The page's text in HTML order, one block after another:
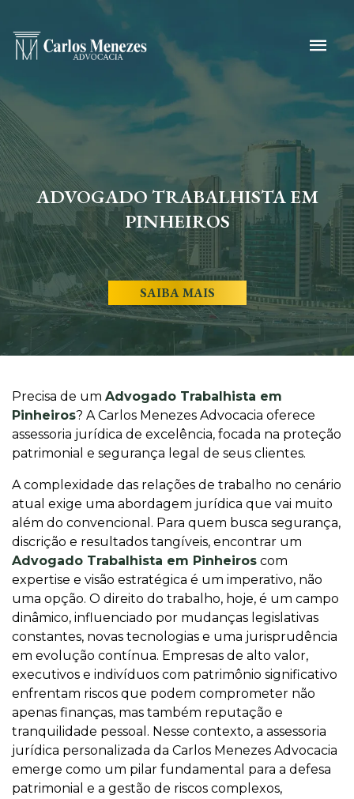
ADVOGADO TRABALHISTA EM
PINHEIROS
SAIBA MAIS
Precisa de um Advogado Trabalhista em
Pinheiros? A Carlos Menezes Advocacia oferece
assessoria jurídica de excelência, focada na proteção
patrimonial e segurança legal de seus clientes.
A complexidade das relações de trabalho no cenário
atual exige uma abordagem jurídica que vai muito
além do convencional. Para quem busca segurança,
discrição e resultados tangíveis, encontrar um
Advogado Trabalhista em Pinheiros com
expertise e visão estratégica é um imperativo, não
uma opção. O direito do trabalho, hoje, é um campo
dinâmico, influenciado por mudanças legislativas
constantes, novas tecnologias e uma jurisprudência
em evolução contínua. Empresas de alto valor,
executivos e indivíduos com patrimônio significativo
enfrentam riscos que podem comprometer não
apenas finanças, mas também reputação e
tranquilidade pessoal. Nesse contexto, a assessoria
jurídica personalizada da Carlos Menezes Advocacia
emerge como um pilar fundamental para a defesa
patrimonial e a gestão de riscos complexos,